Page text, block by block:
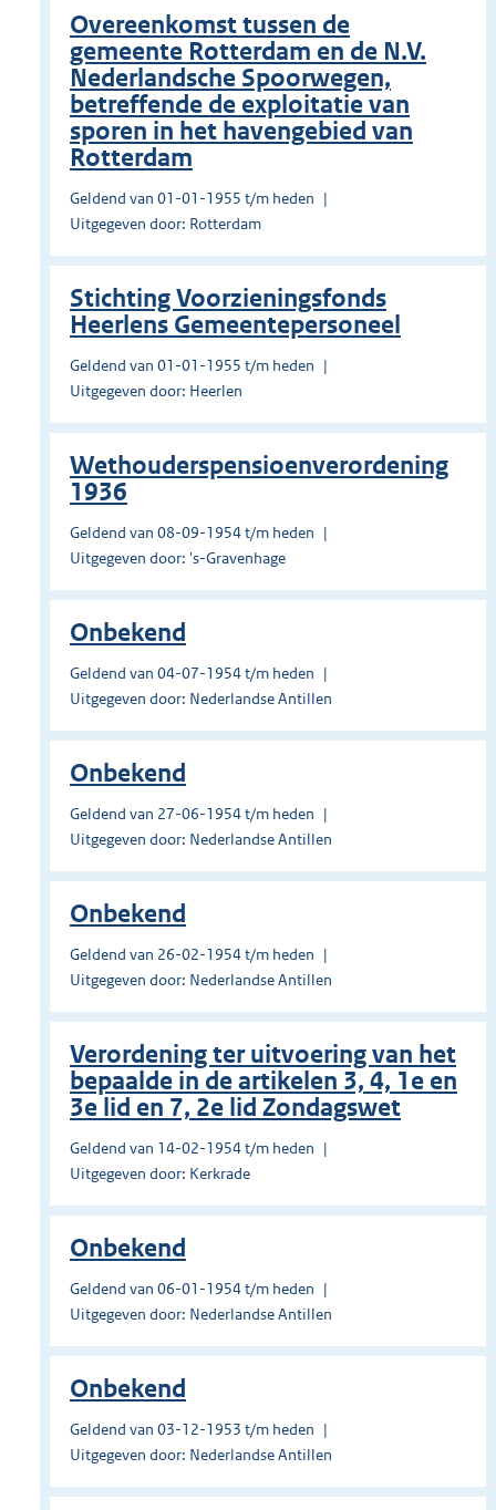
Overeenkomst tussen de
gemeente Rotterdam en de N.V.
Nederlandsche Spoorwegen,
betreffende de exploitatie van
sporen in het havengebied van
Rotterdam
Geldend van 01-01-1955 t/m heden
Uitgegeven door: Rotterdam
Stichting Voorzieningsfonds
Heerlens Gemeente­personeel
Geldend van 01-01-1955 t/m heden
Uitgegeven door: Heerlen
Wethouderspensioenverordening
1936
Geldend van 08-09-1954 t/m heden
Uitgegeven door: 's-Gravenhage
Onbekend
Geldend van 04-07-1954 t/m heden
Uitgegeven door: Nederlandse Antillen
Onbekend
Geldend van 27-06-1954 t/m heden
Uitgegeven door: Nederlandse Antillen
Onbekend
Geldend van 26-02-1954 t/m heden
Uitgegeven door: Nederlandse Antillen
Verordening ter uitvoering van het
bepaalde in de artikelen 3, 4, 1e en
3e lid en 7, 2e lid Zondagswet
Geldend van 14-02-1954 t/m heden
Uitgegeven door: Kerkrade
Onbekend
Geldend van 06-01-1954 t/m heden
Uitgegeven door: Nederlandse Antillen
Onbekend
Geldend van 03-12-1953 t/m heden
Uitgegeven door: Nederlandse Antillen